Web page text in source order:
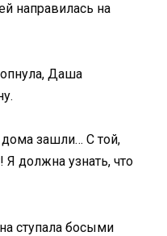
направилась на
Даша
зашли… С той,
Я должна узнать, что
ступала босыми